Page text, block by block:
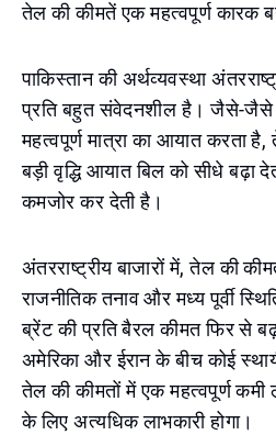
तेल की कीमतें एक महत्वपूर्ण कारक
पाकिस्तान की अर्थव्यवस्था
प्रति बहुत संवेदनशील है। जैसे-जैसे
महत्वपूर्ण मात्रा का आयात करता
बड़ी वृद्धि आयात बिल को सीधे बढ़ा
कमजोर कर देती है।
अंतरराष्ट्रीय बाजारों में, तेल की
राजनीतिक तनाव और मध्य पूर्वी
ब्रेंट की प्रति बैरल कीमत फिर से
अमेरिका और ईरान के बीच कोई
तेल की कीमतों में एक महत्वपूर्ण कमी
के लिए अत्यधिक लाभकारी होगा।